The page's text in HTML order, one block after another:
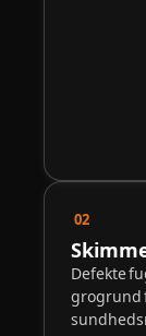
02
Defekte
grogrund